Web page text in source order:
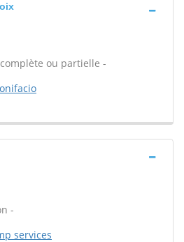
ou partielle -
-
services